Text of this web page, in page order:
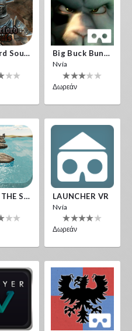
Overlord Souls Big Buck Bunny
Nvía
Δωρεάν
CROSS THE SEA LAUNCHER VR
Nvía
Δωρεάν